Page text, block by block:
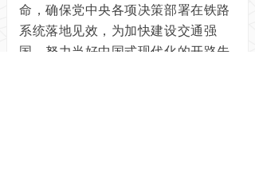
命，确保党中央各项决策部署在铁路
系统落地见效，为加快建设交通强
国、努力当好中国式现代化的开路先